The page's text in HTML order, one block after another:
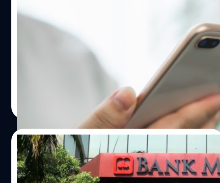
ส่ง SMS แนบลิงก์, บังคับปิด Accessibility
ทีเอ็มบีธนชาตออกประกาศขอให้ลูกค้าทำการปิด
Accessibility Mode เพื่อความปลอดภัยในการทำธุรกรรม
ขณะที่เคแบงก์แจ้งยกเลิกการส่งข้อความ SMS แบบแนบลิงก์
| 1264 days ago
30/05/2022
เคแบงก์ทุ่ม 7,556 ล้านบาท เข้าถือหุ้นธนาคาร
แมสเปี้ยนจากอินโดนีเซีย สัดส่วน 67.5%